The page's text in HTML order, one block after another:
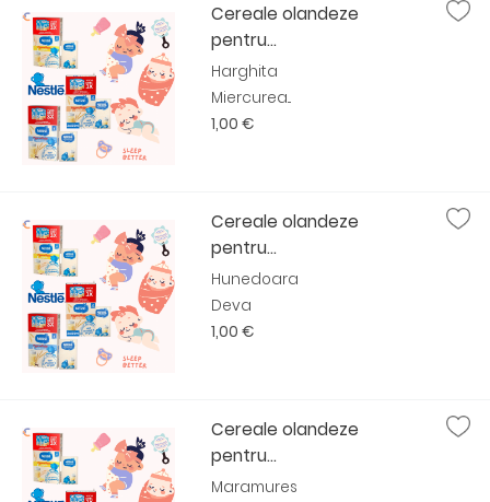
Cereale olandeze
pentru...
Harghita
Miercurea...
1,00 €
Cereale olandeze
pentru...
Hunedoara
Deva
1,00 €
Cereale olandeze
pentru...
Maramures